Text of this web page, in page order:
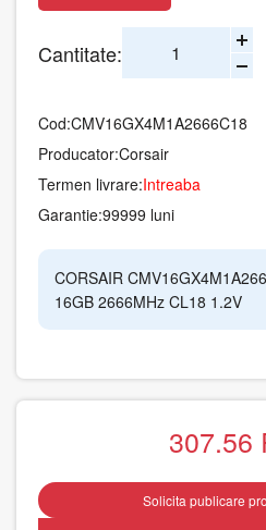
Cantitate:
Cod:CMV16GX4M1A2666C18
Producator:Corsair
Termen livrare:Intreaba
Garantie:99999 luni
CORSAIR
16GB 2666MHz CL18 1.2V
307.56
Solicita publicare